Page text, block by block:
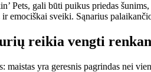
Pets, gali būti puikus priedas
emociškai sveiki. Sąnarius
reikia vengti
maistas yra geresnis pagrindas nei